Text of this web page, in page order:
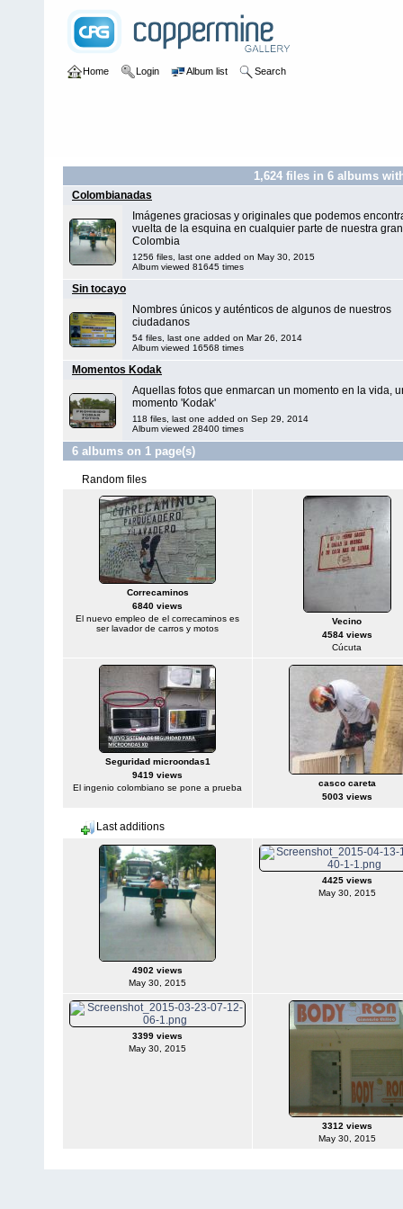
Home Login Album list Search
1,624 files in 6 albums
Colombianadas
Imágenes graciosas y originales que podemos
vuelta de la esquina en cualquier parte de nuestra gran
Colombia
1256 files, last one added on May 30, 2015
Album viewed 81645 times
Sin tocayo
Nombres únicos y auténticos de algunos de nuestros
ciudadanos
54 files, last one added on Mar 26, 2014
Album viewed 16568 times
Momentos Kodak
Aquellas fotos que enmarcan un momento en la vida,
momento 'Kodak'
118 files, last one added on Sep 29, 2014
Album viewed 28400 times
6 albums on 1 page(s)
Random files
Correcaminos
6840 views
El nuevo empleo de el correcaminos es
ser lavador de carros y motos
Vecino
4584 views
Cúcuta
Seguridad microondas1
9419 views
El ingenio colombiano se pone a prueba
casco careta
5003 views
Last additions
4902 views
May 30, 2015
4425 views
May 30, 2015
3399 views
May 30, 2015
3312 views
May 30, 2015